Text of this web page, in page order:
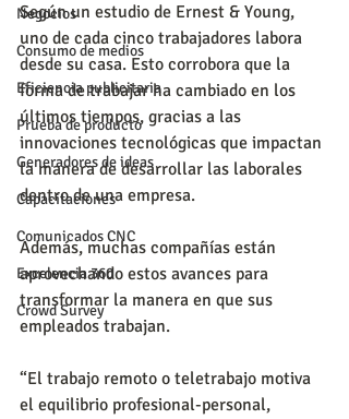
Negocios
Consumo de medios
Eficiencia publicitaria
Prueba de producto
Generadores de ideas
Capacitaciones
Comunicados CNC
Excelencia 360
Crowd Survey
Según un estudio de Ernest & Young,
uno de cada cinco trabajadores labora
desde su casa. Esto corrobora que la
forma de trabajar ha cambiado en los
últimos tiempos, gracias a las
innovaciones tecnológicas que impactan
la manera de desarrollar las laborales
dentro de una empresa.
Además, muchas compañías están
aprovechando estos avances para
transformar la manera en que sus
empleados trabajan.
“El trabajo remoto o teletrabajo motiva
el equilibrio profesional-personal,